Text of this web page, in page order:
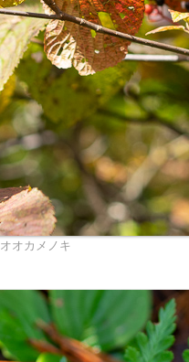
オオカメノキ